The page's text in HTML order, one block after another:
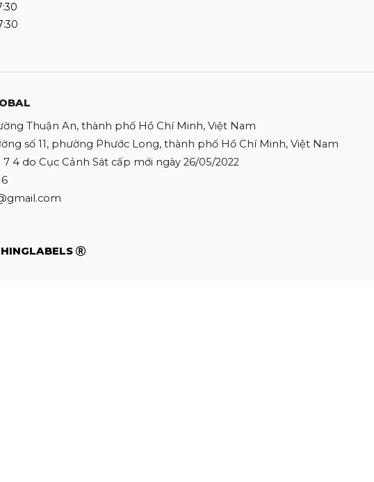
Thuận An, thành phố Hồ Chí Minh, Việt Nam
số 11, phường Phước Long, thành phố Hồ Chí Minh, Việt Nam
7 4 do Cục Cảnh Sát cấp mới ngày 26/05/2022